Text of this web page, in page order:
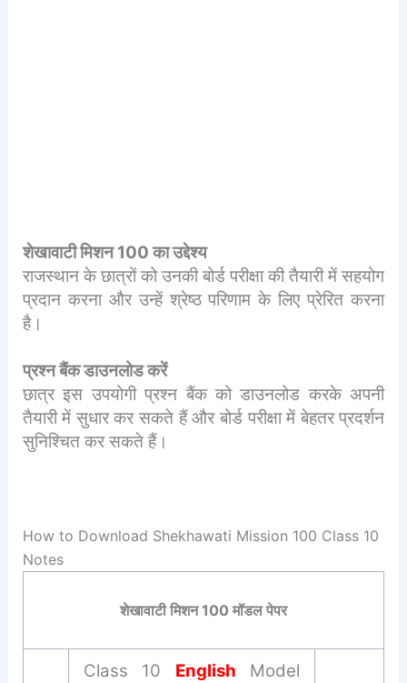
शेखावाटी मिशन 100 का उद्देश्य
राजस्थान के छात्रों को उनकी बोर्ड परीक्षा की तैयारी में सहयोग
प्रदान करना और उन्हें श्रेष्ठ परिणाम के लिए प्रेरित करना
है।
प्रश्न बैंक डाउनलोड करें
छात्र इस उपयोगी प्रश्न बैंक को डाउनलोड करके अपनी
तैयारी में सुधार कर सकते हैं और बोर्ड परीक्षा में बेहतर प्रदर्शन
सुनिश्चित कर सकते हैं।
How to Download Shekhawati Mission 100 Class 10
Notes
शेखावाटी मिशन 100 मॉडल पेपर
Class 10 English
Model